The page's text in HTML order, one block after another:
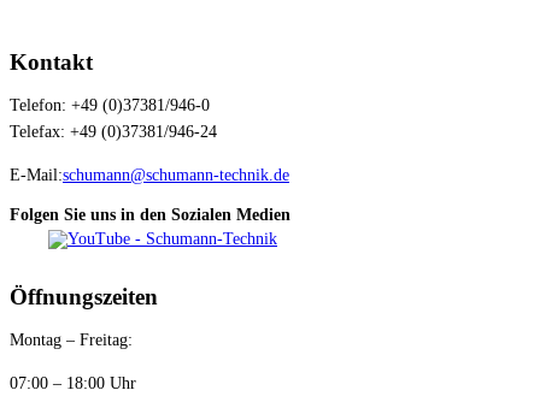
Kontakt
Telefon: +49 (0)37381/946-0
Telefax: +49 (0)37381/946-24
E-Mail:schumann@schumann-technik.de
Folgen Sie uns in den Sozialen Medien
Öffnungszeiten
Montag – Freitag:
07:00 – 18:00 Uhr